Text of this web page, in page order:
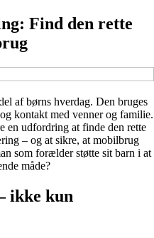
Find den rette
af børns hverdag. Den bruges
kontakt med venner og familie.
en udfordring at finde den rette
– og at sikre, at mobilbrug
som forælder støtte sit barn i at
måde?
ikke kun